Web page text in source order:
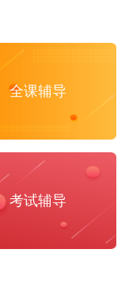
全课辅导
考试辅导